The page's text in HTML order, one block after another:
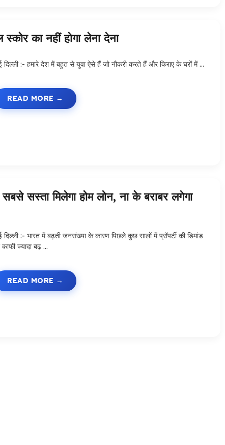
का नहीं होगा लेना देना
दिल्ली :- हमारे देश में बहुत से युवा ऐसे हैं जो नौकरी करते हैं और किराए के घरों में …
READ MORE
सस्ता मिलेगा होम लोन, ना के बराबर लगेगा
दिल्ली :- भारत में बढ़ती जनसंख्या के कारण पिछले कुछ सालों में प्रॉपर्टी की डिमांड
काफी ज्यादा बढ़ …
READ MORE